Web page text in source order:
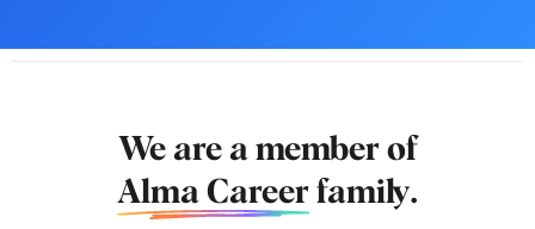
We are a member of
Alma Career family.